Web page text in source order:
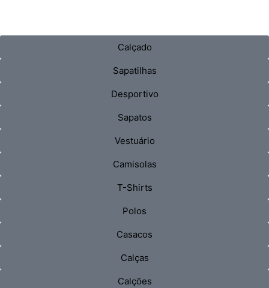
Calçado
Sapatilhas
Desportivo
Sapatos
Vestuário
Camisolas
T-Shirts
Polos
Casacos
Calças
Calções